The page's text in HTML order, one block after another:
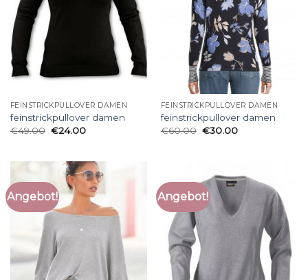
FEINSTRICKPULLOVER DAMEN
feinstrickpullover damen
€49.00 €24.00
FEINSTRICKPULLOVER DAMEN
feinstrickpullover damen
€60.00 €30.00
Angebot! Angebot!